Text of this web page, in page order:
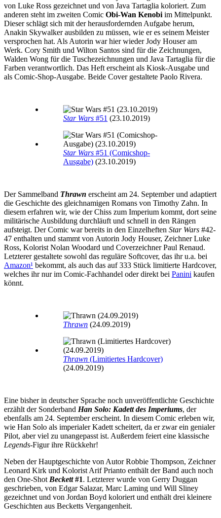
von Luke Ross gezeichnet und von Java Tartaglia koloriert. Zum
anderen steht im zweiten Comic Obi-Wan Kenobiim Mittelpunkt.
Dieser schlägt sich mit der herausfordernden Aufgabe herum,
Anakin Skywalker ausbilden zu müssen, wie er es seinem Meister
versprochen hat. Als Autorin war hier wieder Jody Houser am
Werk. Cory Smith und Wilton Santos sind für die Zeichnungen,
Walden Wong für die Tuschezeichnungen und Java Tartaglia für die
Farben verantwortlich. Das Heft erscheint als Kiosk-Ausgabe und
als Comic-Shop-Ausgabe. Beide Cover gestaltete Paolo Rivera.
Star Wars #51 (23.10.2019)
Star Wars #51 (Comicshop-
Ausgabe) (23.10.2019)
Der Sammelband Thrawn erscheint am 24. September und adaptiert
die Geschichte des gleichnamigen Romans von Timothy Zahn. In
diesem erfahren wir, wie der Chiss zum Imperium kommt, dort seine
militärische Ausbildung durchläuft und schnell in den Rängen
aufsteigt. Der Comic war bereits in den Einzelheften Star Wars #42-
47 enthalten und stammt von Autorin Jody Houser, Zeichner Luke
Ross, Kolorist Nolan Woodard und Coverzeichner Paul Renaud.
Letzterer gestaltete sowohl das reguläre Softcover, das ihr u.a. bei
Amazon¹ bekommt, als auch das auf 333 Stück limitierte Hardcover,
welches ihr nur im Comic-Fachhandel oder direkt bei Panini kaufen
könnt.
Thrawn (24.09.2019)
Thrawn (Limitiertes Hardcover)
(24.09.2019)
Eine bisher in deutscher Sprache noch unveröffentlichte Geschichte
erzählt der Sonderband Han Solo: Kadett des Imperiums, der
ebenfalls am 24. September erscheint. In diesem Comic erleben wir,
wie Han Solo als imperialer Kadett scheitert, da er zwar ein genialer
Pilot, aber viel zu unangepasst ist. Außerdem feiert eine klassische
Legends-Figur ihre Rückkehr!
Neben der Hauptgeschichte von Autor Robbie Thompson, Zeichner
Leonard Kirk und Kolorist Arif Prianto enthält der Band auch noch
den One-ShotBeckett#1. Letzterer wurde von Gerry Duggan
geschrieben, von Edgar Salazar, Marc Laming und Will Sliney
gezeichnet und von Jordan Boyd koloriert und enthält drei kleinere
Geschichten aus Becketts Vergangenheit.